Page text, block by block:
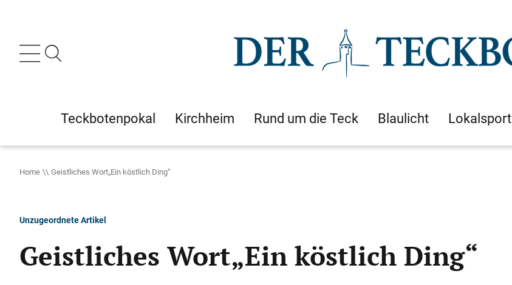
Teckbotenpokal Kirchheim Rund um die Teck Blaulicht Lokalsport
Home Geistliches Wort„Ein köstlich Ding“
Unzugeordnete Artikel
Geistliches Wort„Ein köstlich Ding“